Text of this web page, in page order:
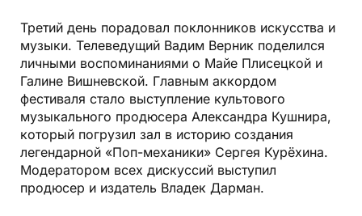
Третий день порадовал поклонников искусства и
музыки. Телеведущий Вадим Верник поделился
личными воспоминаниями о Майе Плисецкой и
Галине Вишневской. Главным аккордом
фестиваля стало выступление культового
музыкального продюсера Александра Кушнира,
который погрузил зал в историю создания
легендарной «Поп-механики» Сергея Курёхина.
Модератором всех дискуссий выступил
продюсер и издатель Владек Дарман.